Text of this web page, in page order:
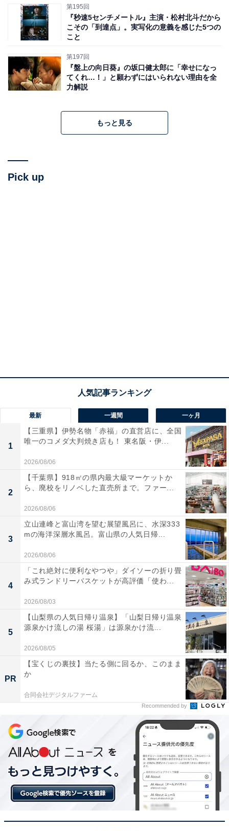
第195回
『秒速5センチメートル』主演・松村北斗だから
こその「到達点」。実写化の意義を感じた5つの
こと
第197回
『盤上の向日葵』の坂口健太郎に「幸せになっ
てくれ…！」と願わずにはいられない理由を全
力解説
もっと見る
Pick up
最新 一週間 一ヶ月
1
【三重県】伊勢名物「赤福」の直営店に、全国
唯一のコメダ大判焼き店も！ 東名阪・伊...
2026/08/06
2
【千葉県】918㎡の県内最大級マーケットか
ら、廃校をリノベした直売所まで。ファー...
2026/08/06
3
立山連峰と富山湾を望む展望風呂に、水深333
mの海洋深層水風呂。富山県の人気日帰...
2026/08/06
4
「これ絶対に便利なやつや」ダイソーの折り畳
み式ランドリーバスケットが高評価「使わ...
2026/08/03
5
【山梨県の人気日帰り温泉】「山梨日帰り温泉
源泉かけ流しの湯 桜湯」は源泉かけ流...
2026/08/05
PR
【宝くじの裏技】当たる側に回るか、このまま
か
合同会社デジタルファーム
Recommended by